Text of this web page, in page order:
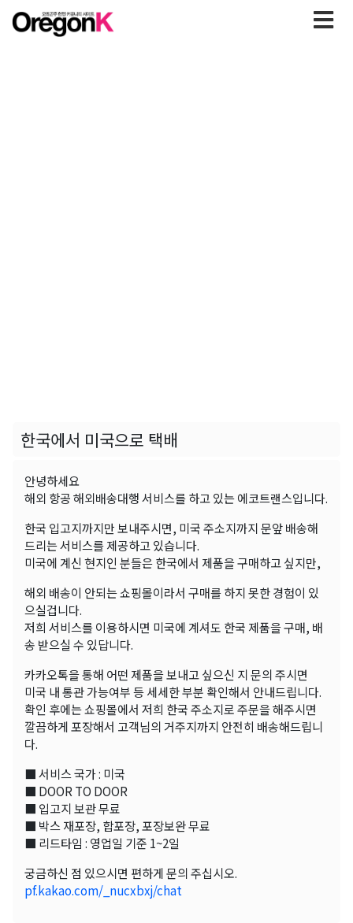
한국에서 미국으로 택배
안녕하세요
해외 항공 해외배송대행 서비스를 하고 있는 에코트랜스입니다.
한국 입고지까지만 보내주시면, 미국 주소지까지 문앞 배송해
드리는 서비스를 제공하고 있습니다.
미국에 계신 현지인 분들은 한국에서 제품을 구매하고 싶지만,
해외 배송이 안되는 쇼핑몰이라서 구매를 하지 못한 경험이 있
으실겁니다.
저희 서비스를 이용하시면 미국에 계셔도 한국 제품을 구매, 배
송 받으실 수 있답니다.
카카오톡을 통해 어떤 제품을 보내고 싶으신 지 문의 주시면
미국 내 통관 가능여부 등 세세한 부분 확인해서 안내드립니다.
확인 후에는 쇼핑몰에서 저희 한국 주소지로 주문을 해주시면
깔끔하게 포장해서 고객님의 거주지까지 안전히 배송해드립니
다.
■ 서비스 국가 : 미국
■ DOOR TO DOOR
■ 입고지 보관 무료
■ 박스 재포장, 합포장, 포장보완 무료
■ 리드타임 : 영업일 기준 1~2일
궁금하신 점 있으시면 편하게 문의 주십시오.
pf.kakao.com/_nucxbxj/chat